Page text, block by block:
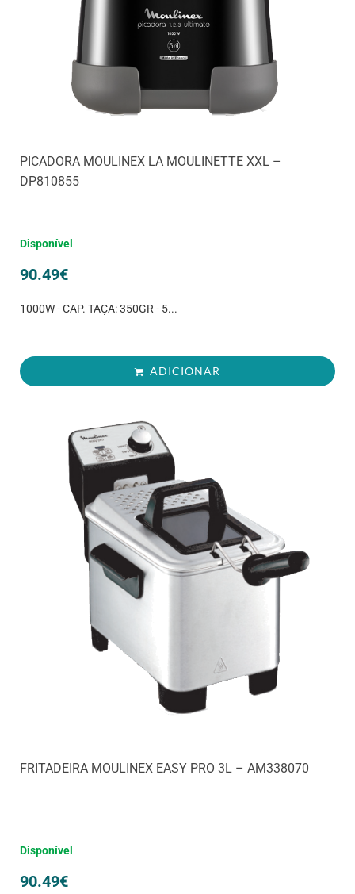
PICADORA MOULINEX LA MOULINETTE XXL –
DP810855
Disponível
90.49€
1000W - CAP. TAÇA: 350GR - 5...
ADICIONAR
FRITADEIRA MOULINEX EASY PRO 3L – AM338070
Disponível
90.49€